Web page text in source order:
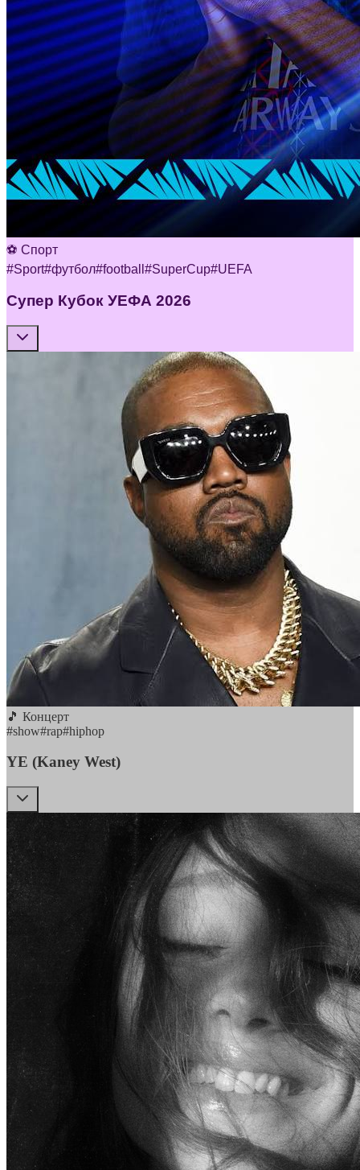
⚽ Спорт
#Sport#футбол#football #SuperCup#UEFA
Супер Кубок УЕФА 2026
🎵 Концерт
#show#rap#hiphop
YE (Kaney West)